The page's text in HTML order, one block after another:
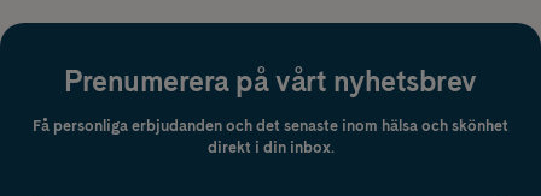
Prenumerera på vårt nyhetsbrev
Få personliga erbjudanden och det senaste inom hälsa och skönhet
direkt i din inbox.